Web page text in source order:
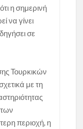
η σημερινή
να γίνει
σε
Τουρκικών
με τη
περιοχή, η